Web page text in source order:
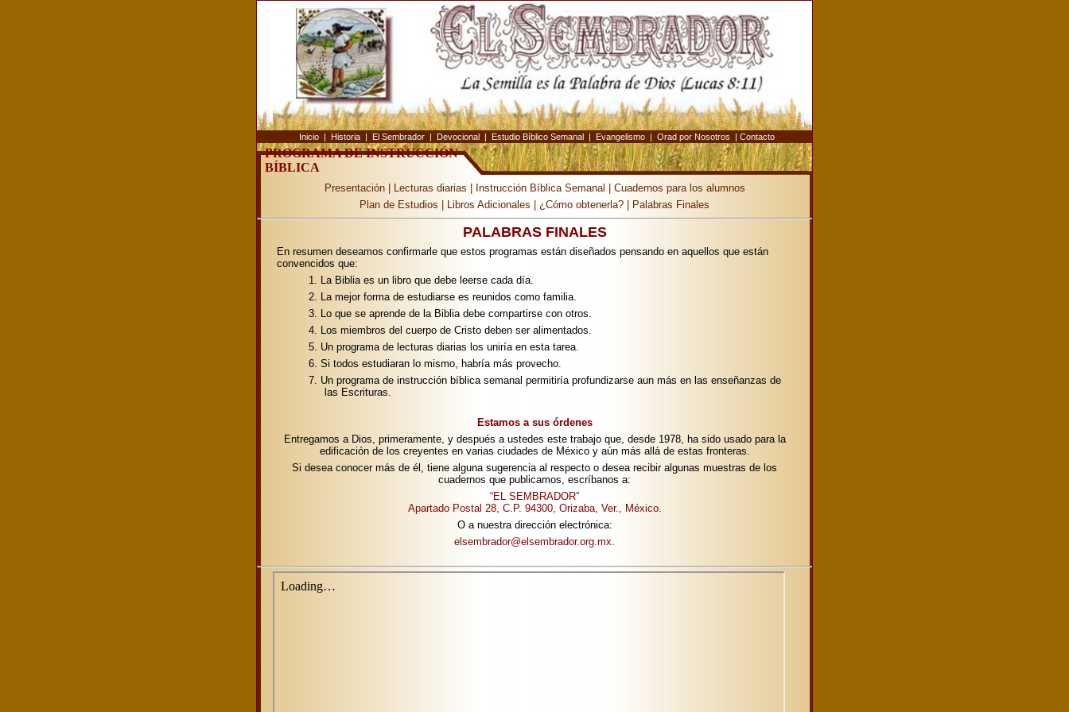
Inicio | Historia | El Sembrador | Devocional | Estudio Bíblico Semanal | Evangelismo | Orad por Nosotros | Contacto
PROGRAMA DE INSTRUCCIÓN
BÍBLICA
Presentación| Lecturas diarias Instrucción Bíblica Semanal
Cuadernos para los alumnos
Plan de Estudios
Libros Adicionales ¿Cómo obtenerla? Palabras Finales
PALABRAS FINALES
En resumen deseamos confirmarle que estos programas están diseñados pensando en aquellos que están
convencidos que:
1. La Biblia es un libro que debe leerse cada día.
2. La mejor forma de estudiarse es reunidos como familia.
3. Lo que se aprende de la Biblia debe compartirse con otros.
4. Los miembros del cuerpo de Cristo deben ser alimentados.
5. Un programa de lecturas diarias los uniría en esta tarea.
6. Si todos estudiaran lo mismo, habría más provecho.
7. Un programa de instrucción bíblica semanal permitiría profundizarse aun más en las enseñanzas de
las Escrituras.
Estamos a sus órdenes
Entregamos a Dios, primeramente, y después a ustedes este trabajo que, desde 1978, ha sido usado para la
edificación de los creyentes en varias ciudades de México y aún más allá de estas fronteras.
Si desea conocer más de él, tiene alguna sugerencia al respecto o desea recibir algunas muestras de los
cuadernos que publicamos, escríbanos a:
“EL SEMBRADOR”
Apartado Postal 28, C.P. 94300, Orizaba, Ver., México.
O a nuestra dirección electrónica:
elsembrador@elsembrador.org.mx.